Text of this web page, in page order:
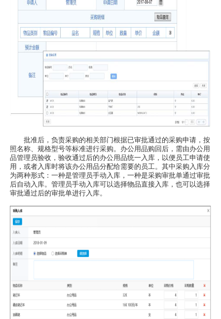
批准后，负责采购的相关部门根据已审批通过的采购申请，按
照名称、规格型号等标准进行采购。办公用品购回后，需由办公用
品管理员验收，验收通过后的办公用品统一入库，以便员工申请使
用，或者入库时将该办公用品分配给需要的员工。其中采购入库分
为两种形式：一种是管理员手动入库，一种是采购审批单通过审批
后自动入库。管理员手动入库可以选择物品直接入库，也可以选择
审批通过后的审批单进行入库。